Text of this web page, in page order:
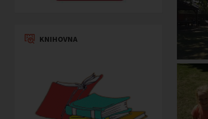
KNIHOVNA